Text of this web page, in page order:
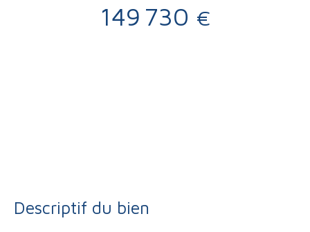
149 730 €
Descriptif du bien